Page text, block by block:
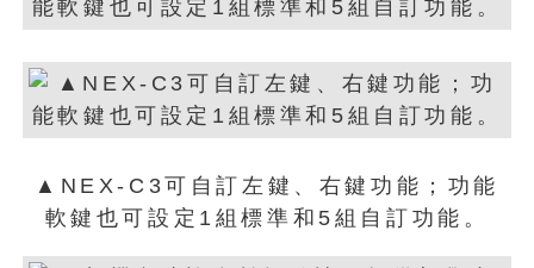
▲NEX-C3可自訂左鍵、右鍵功能；功能
軟鍵也可設定1組標準和5組自訂功能。